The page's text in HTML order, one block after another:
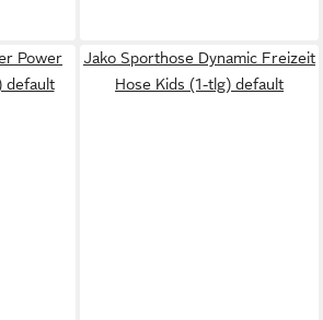
Power
default
Jako Sporthose Dynamic Freizeit
Hose Kids (1-tlg) default